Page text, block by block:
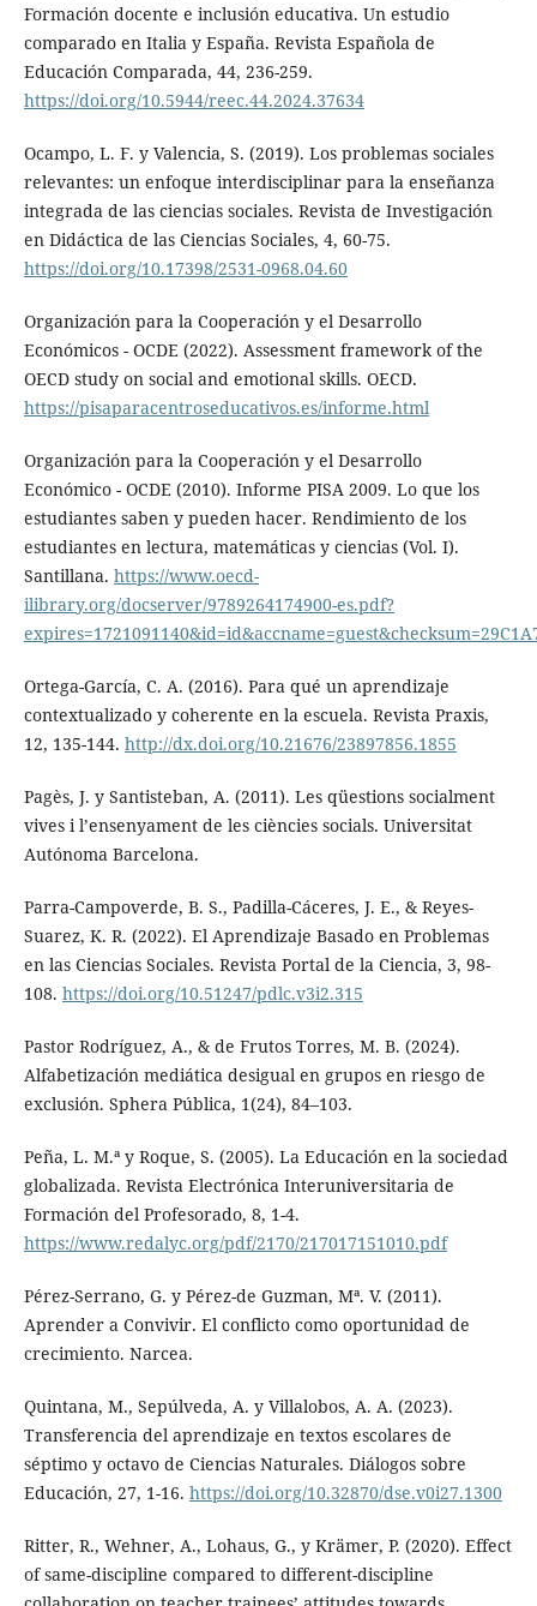
Formación docente e inclusión educativa. Un estudio
comparado en Italia y España. Revista Española de
Educación Comparada, 44, 236-259.
https://doi.org/10.5944/reec.44.2024.37634
Ocampo, L. F. y Valencia, S. (2019). Los problemas sociales
relevantes: un enfoque interdisciplinar para la enseñanza
integrada de las ciencias sociales. Revista de Investigación
en Didáctica de las Ciencias Sociales, 4, 60-75.
https://doi.org/10.17398/2531-0968.04.60
Organización para la Cooperación y el Desarrollo
Económicos - OCDE (2022). Assessment framework of the
OECD study on social and emotional skills. OECD.
https://pisaparacentroseducativos.es/informe.html
Organización para la Cooperación y el Desarrollo
Económico - OCDE (2010). Informe PISA 2009. Lo que los
estudiantes saben y pueden hacer. Rendimiento de los
estudiantes en lectura, matemáticas y ciencias (Vol. I).
Santillana. https://www.oecd-
ilibrary.org/docserver/9789264174900-es.pdf?
Ortega-García, C. A. (2016). Para qué un aprendizaje
contextualizado y coherente en la escuela. Revista Praxis,
12, 135-144. http://dx.doi.org/10.21676/23897856.1855
Pagès, J. y Santisteban, A. (2011). Les qüestions socialment
vives i l’ensenyament de les ciències socials. Universitat
Autónoma Barcelona.
Parra-Campoverde, B. S., Padilla-Cáceres, J. E., & Reyes-
Suarez, K. R. (2022). El Aprendizaje Basado en Problemas
en las Ciencias Sociales. Revista Portal de la Ciencia, 3, 98-
108. https://doi.org/10.51247/pdlc.v3i2.315
Pastor Rodríguez, A., & de Frutos Torres, M. B. (2024).
Alfabetización mediática desigual en grupos en riesgo de
exclusión. Sphera Pública, 1(24), 84–103.
Peña, L. M.ª y Roque, S. (2005). La Educación en la sociedad
globalizada. Revista Electrónica Interuniversitaria de
Formación del Profesorado, 8, 1-4.
https://www.redalyc.org/pdf/2170/217017151010.pdf
Pérez-Serrano, G. y Pérez-de Guzman, Mª. V. (2011).
Aprender a Convivir. El conflicto como oportunidad de
crecimiento. Narcea.
Quintana, M., Sepúlveda, A. y Villalobos, A. A. (2023).
Transferencia del aprendizaje en textos escolares de
séptimo y octavo de Ciencias Naturales. Diálogos sobre
Educación, 27, 1-16. https://doi.org/10.32870/dse.v0i27.1300
Ritter, R., Wehner, A., Lohaus, G., y Krämer, P. (2020). Effect
of same-discipline compared to different-discipline